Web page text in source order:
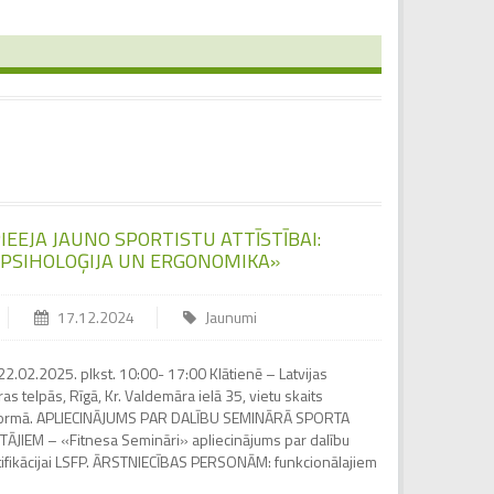
JAUNO SPORTISTU ATTĪSTĪBAI:
UN ERGONOMIKA»
17.12.2024 Jaunumi
22.02.2025. plkst. 10:00- 17:00 Klātienē – Latvijas
telpās, Rīgā, Kr. Valdemāra ielā 35, vietu skaits
APLIECINĀJUMS PAR DALĪBU SEMINĀRĀ SPORTA
– «Fitnesa Semināri» apliecinājums par dalību
LSFP. ĀRSTNIECĪBAS PERSONĀM: funkcionālajiem